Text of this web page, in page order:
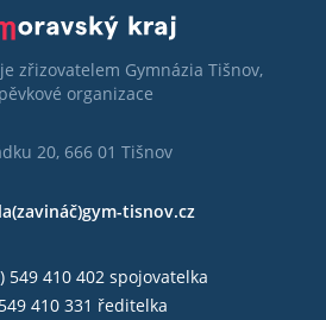
zřizovatelem Gymnázia Tišnov,
organizace
20, 666 01 Tišnov
tisnov.cz
549 410 402 spojovatelka
549 410 331 ředitelka